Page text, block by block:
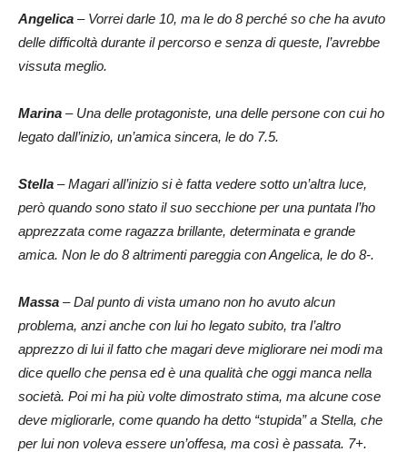
Angelica – Vorrei darle 10, ma le do 8 perché so che ha avuto
delle difficoltà durante il percorso e senza di queste, l’avrebbe
vissuta meglio.
Marina – Una delle protagoniste, una delle persone con cui ho
legato dall’inizio, un’amica sincera, le do 7.5.
Stella – Magari all’inizio si è fatta vedere sotto un’altra luce,
però quando sono stato il suo secchione per una puntata l’ho
apprezzata come ragazza brillante, determinata e grande
amica. Non le do 8 altrimenti pareggia con Angelica, le do 8-.
Massa – Dal punto di vista umano non ho avuto alcun
problema, anzi anche con lui ho legato subito, tra l’altro
apprezzo di lui il fatto che magari deve migliorare nei modi ma
dice quello che pensa ed è una qualità che oggi manca nella
società. Poi mi ha più volte dimostrato stima, ma alcune cose
deve migliorarle, come quando ha detto “stupida” a Stella, che
per lui non voleva essere un’offesa, ma così è passata. 7+.